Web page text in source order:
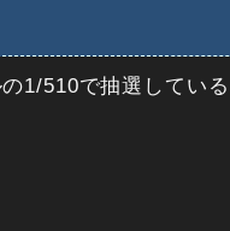
1/510で抽選している